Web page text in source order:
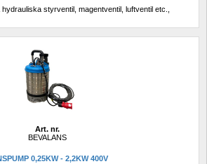
styrventil, magentventil, luftventil etc.,
Art. nr.
BEVALANS
0,25KW - 2,2KW 400V